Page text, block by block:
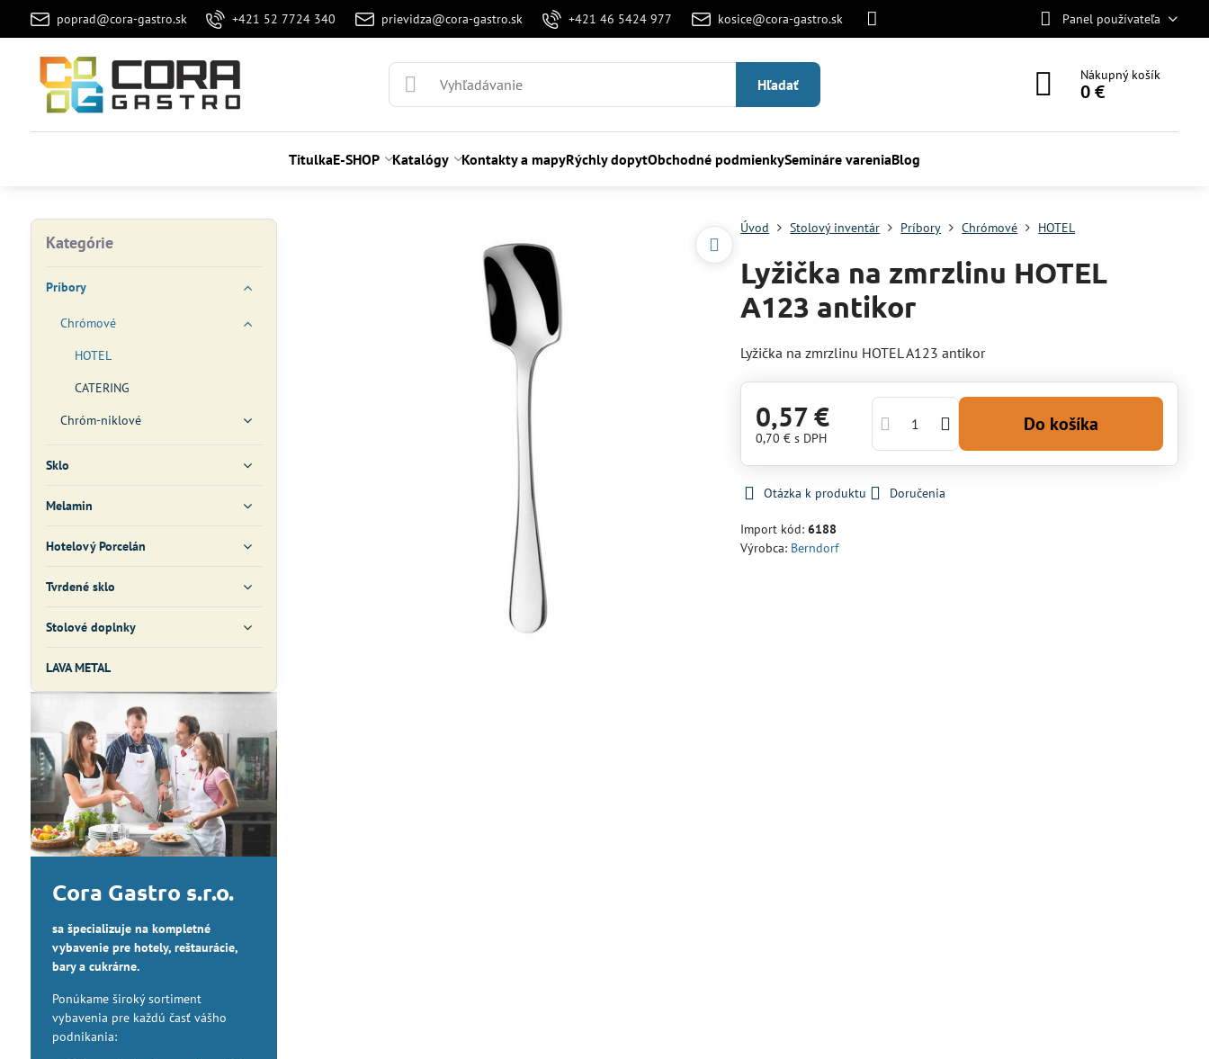
poprad@cora-gastro.sk +421 52 7724 340 prievidza@cora-gastro.sk +421 46 5424 977 kosice@cora-gastro.sk Panel používateľa
Hľadať
Nákupný košík
0 €
TitulkaE-SHOP Katalógy Kontakty a mapyRýchly dopytObchodné podmienkySemináre vareniaBlog
Úvod Stolový inventár Príbory Chrómové HOTEL
Lyžička na zmrzlinu HOTEL
A123 antikor
Lyžička na zmrzlinu HOTEL A123 antikor
0,57 €
0,70 €s DPH
Do košíka
Otázka k produktu Doručenia
Import kód:6188
Výrobca: Berndorf
Kategórie
Príbory
Chrómové
HOTEL
CATERING
Chróm-niklové
Sklo
Melamin
Hotelový Porcelán
Tvrdené sklo
Stolové doplnky
LAVA METAL
Cora Gastro s.r.o.
sa špecializuje na kompletné
vybavenie pre hotely, reštaurácie,
bary a cukrárne.
Ponúkame široký sortiment
vybavenia pre každú časť vášho
podnikania: